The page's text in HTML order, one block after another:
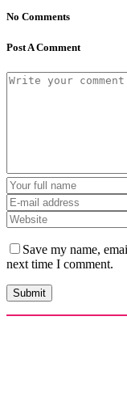
No Comments
Post A Comment
Save my name,
next time I comment.